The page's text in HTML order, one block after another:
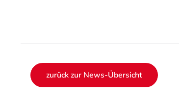
zurück zur News-Übersicht